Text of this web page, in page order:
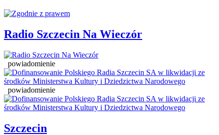
Radio Szczecin Na Wieczór
powiadomienie
powiadomienie
Szczecin